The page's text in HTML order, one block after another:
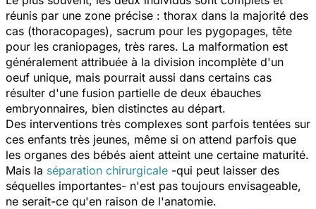
réunis par une zone précise : thorax dans la majorité des
cas (thoracopages), sacrum pour les pygopages, tête
pour les craniopages, très rares. La malformation est
généralement attribuée à la division incomplète d'un
oeuf unique, mais pourrait aussi dans certains cas
résulter d'une fusion partielle de deux ébauches
embryonnaires, bien distinctes au départ.
Des interventions très complexes sont parfois tentées sur
ces enfants très jeunes, même si on attend parfois que
les organes des bébés aient atteint une certaine maturité.
Mais la séparation chirurgicale -qui peut laisser des
séquelles importantes- n'est pas toujours envisageable,
ne serait-ce qu'en raison de l'anatomie.